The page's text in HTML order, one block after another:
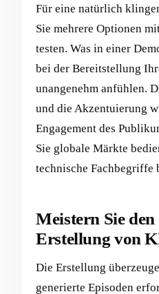
Für eine natürlich
Sie mehrere Optionen
testen. Was in einer
bei der Bereitstellung
unangenehm anfühlen.
und die Akzentuierung
Engagement des
Sie globale Märkte
technische Fachbegriffe
Meistern Sie den
Erstellung von
Die Erstellung
generierte Episoden